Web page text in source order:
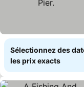
Sélectionnez des
les prix exacts